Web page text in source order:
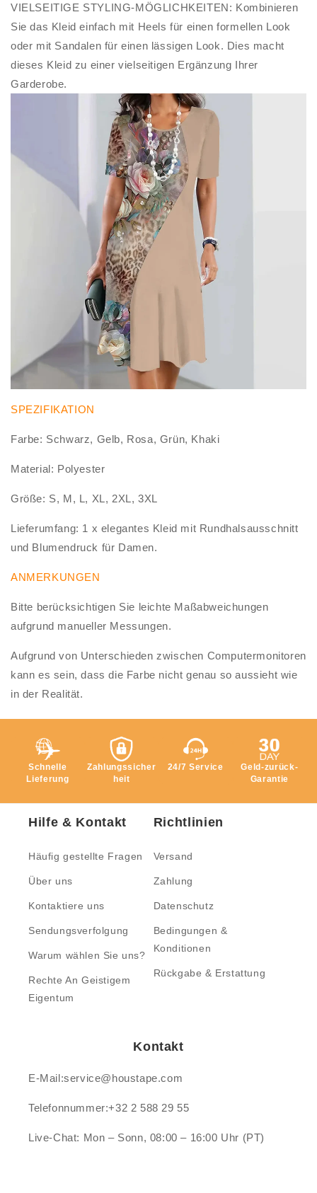
VIELSEITIGE STYLING-MÖGLICHKEITEN: Kombinieren
Sie das Kleid einfach mit Heels für einen formellen Look
oder mit Sandalen für einen lässigen Look. Dies macht
dieses Kleid zu einer vielseitigen Ergänzung Ihrer
Garderobe.
SPEZIFIKATION
Farbe: Schwarz, Gelb, Rosa, Grün, Khaki
Material: Polyester
Größe: S, M, L, XL, 2XL, 3XL
Lieferumfang: 1 x elegantes Kleid mit Rundhalsausschnitt
und Blumendruck für Damen.
ANMERKUNGEN
Bitte berücksichtigen Sie leichte Maßabweichungen
aufgrund manueller Messungen.
Aufgrund von Unterschieden zwischen Computermonitoren
kann es sein, dass die Farbe nicht genau so aussieht wie
in der Realität.
Schnelle
Lieferung
Zahlungssicher
heit
24/7 Service
Geld-zurück-
Garantie
Hilfe & Kontakt
Häufig gestellte Fragen
Über uns
Kontaktiere uns
Sendungsverfolgung
Warum wählen Sie uns?
Rechte An Geistigem
Eigentum
Richtlinien
Versand
Zahlung
Datenschutz
Bedingungen &
Konditionen
Rückgabe & Erstattung
Kontakt
E-Mail:service@houstape.com
Telefonnummer:+32 2 588 29 55
Live-Chat: Mon – Sonn, 08:00 – 16:00 Uhr (PT)